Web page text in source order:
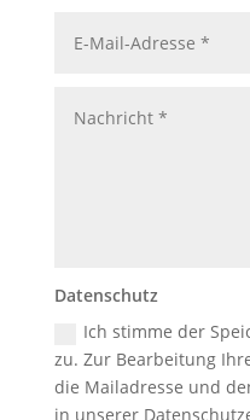
Datenschutz
Ich stimme der
zu. Zur Bearbeitung
die Mailadresse und
in unserer